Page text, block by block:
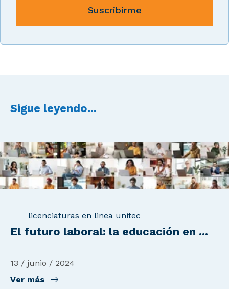
Sigue leyendo...
licenciaturas en linea unitec
El futuro laboral: la educación en ...
13 / junio / 2024
Ver más